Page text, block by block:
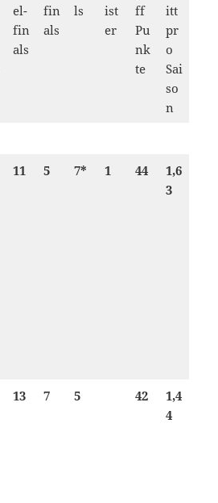
el-
fin
als
fin
als
ls
ist
er
ff
Pu
nk
te
itt
pr
o
Sai
so
n
11 5 7* 1 44
1,6
3
13 7 5 42
1,4
4